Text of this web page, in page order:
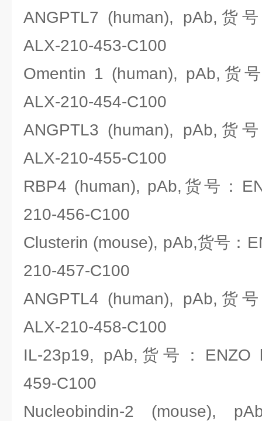
ANGPTL7 (human), pAb,货
ALX-210-453-C100
Omentin 1 (human), pAb,货
ALX-210-454-C100
ANGPTL3 (human), pAb,货
ALX-210-455-C100
RBP4 (human), pAb,货号：
210-456-C100
Clusterin (mouse), pAb,货号：
210-457-C100
ANGPTL4 (human), pAb,货
ALX-210-458-C100
IL-23p19, pAb,货号：ENZO
459-C100
Nucleobindin-2 (mouse),